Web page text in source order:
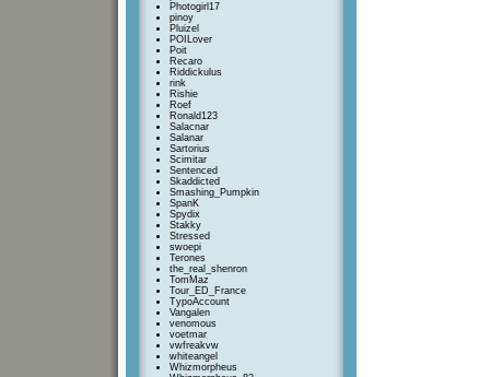
Photogirl17
pinoy
Pluizel
POILover
Poit
Recaro
Riddickulus
rink
Rishie
Roef
Ronald123
Salacnar
Salanar
Sartorius
Scimitar
Sentenced
Skaddicted
Smashing_Pumpkin
SpanK
Spydix
Stakky
Stressed
swoepi
Terones
the_real_shenron
TomMaz
Tour_ED_France
TypoAccount
Vangalen
venomous
voetmar
vwfreakvw
whiteangel
Whizmorpheus